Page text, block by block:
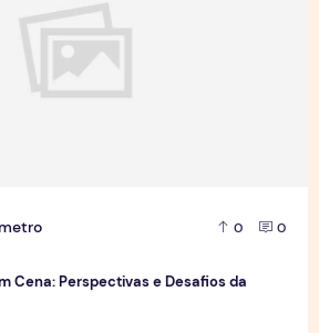
0 0
Cena: Perspectivas e Desafios da